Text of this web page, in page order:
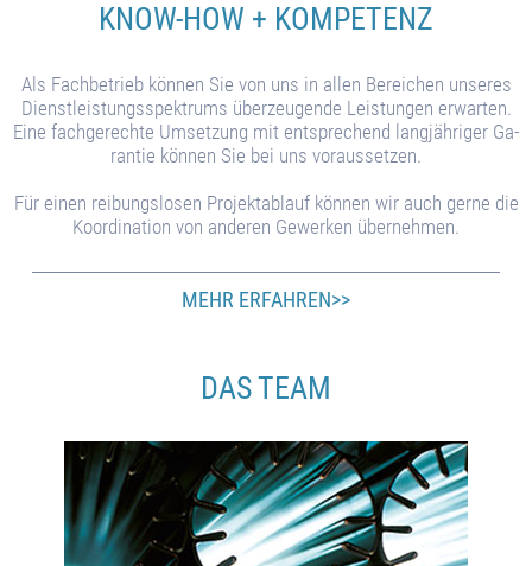
KNOW-HOW + KOMPETENZ
Als Fach­betrieb können Sie von uns in al­len Be­rei­chen un­se­res
Dienst­leis­tungs­spek­trums über­zeu­ge­nde Leis­tun­gen er­war­ten.
Eine fach­ge­re­chte Um­set­zung mit ent­spre­chend lang­jäh­riger Ga­
ran­tie kön­nen Sie bei uns vor­aus­setzen.
Für ei­nen rei­bungs­lo­sen Pro­jekt­ab­lauf kön­nen wir auch gerne die
Ko­or­di­na­tion von an­de­ren Ge­wer­ken üb­er­neh­men.
MEHR ERFAHREN>>
DAS TEAM